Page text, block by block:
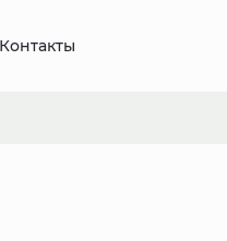
Контакты
944 руб./мес.